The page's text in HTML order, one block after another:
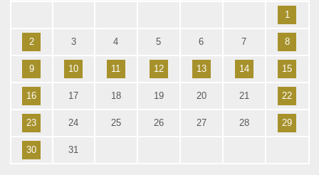
1
2 3 4 5 6 7 8
9 10 11 12 13 14 15
16 17 18 19 20 21 22
23 24 25 26 27 28 29
30 31